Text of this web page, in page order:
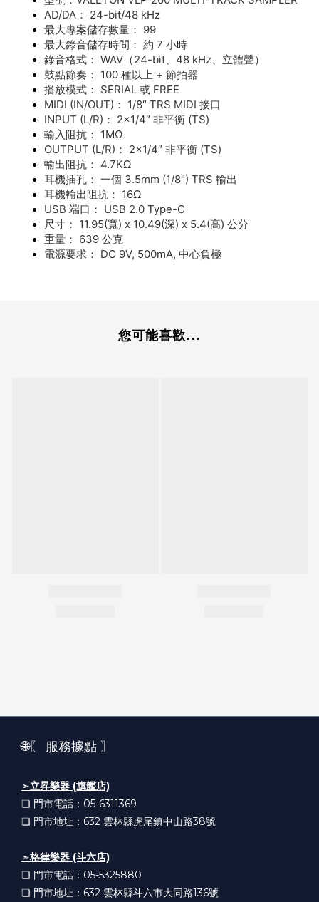
AD/DA： 24-bit/48 kHz
最大專案儲存數量： 99
最大錄音儲存時間： 約 7 小時
錄音格式： WAV（24-bit、48 kHz、立體聲）
鼓點節奏： 100 種以上 + 節拍器
播放模式： SERIAL 或 FREE
MIDI (IN/OUT)： 1/8″ TRS MIDI 接口
INPUT (L/R)： 2×1/4″ 非平衡 (TS)
輸入阻抗： 1MΩ
OUTPUT (L/R)： 2×1/4″ 非平衡 (TS)
輸出阻抗： 4.7KΩ
耳機插孔： 一個 3.5mm (1/8") TRS 輸出
耳機輸出阻抗： 16Ω
USB 端口： USB 2.0 Type-C
尺寸： 11.95(寬) x 10.49(深) x 5.4(高) 公分
重量： 639 公克
電源要求： DC 9V, 500mA, 中心負極
您可能喜歡...
🌐〖 服務據點 〗
➣立昇樂器 (旗艦店)
❏ 門市電話：05-6311369
❏ 門市地址：632 雲林縣虎尾鎮中山路38號
➣格律樂器 (斗六店)
❏ 門市電話：05-5325880
❏ 門市地址：632 雲林縣斗六市大同路136號